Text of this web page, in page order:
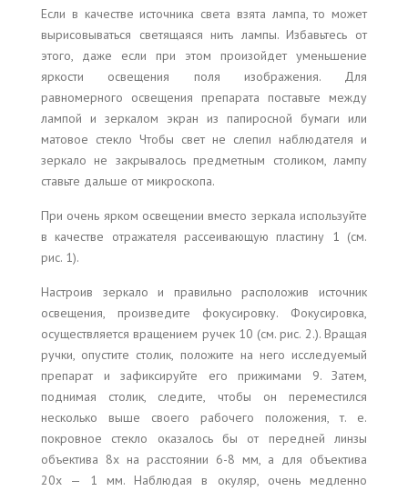
Если в качестве источника света взята лампа, то может
вырисовываться светящаяся нить лампы. Избавьтесь от
этого, даже если при этом произойдет уменьшение
яркости освещения поля изображения. Для
равномерного освещения препарата поставьте между
лампой и зеркалом экран из папиросной бумаги или
матовое стекло Чтобы свет не слепил наблюдателя и
зеркало не закрывалось предметным столиком, лампу
ставьте дальше от микроскопа.
При очень ярком освещении вместо зеркала используйте
в качестве отражателя рассеивающую пластину 1 (см.
рис. 1).
Настроив зеркало и правильно расположив источник
освещения, произведите фокусировку. Фокусировка,
осуществляется вращением ручек 10 (см. рис. 2.). Вращая
ручки, опустите столик, положите на него исследуемый
препарат и зафиксируйте его прижимами 9. Затем,
поднимая столик, следите, чтобы он переместился
несколько выше своего рабочего положения, т. е.
покровное стекло оказалось бы от передней линзы
объектива 8x на расстоянии 6-8 мм, а для объектива
20x — 1 мм. Наблюдая в окуляр, очень медленно